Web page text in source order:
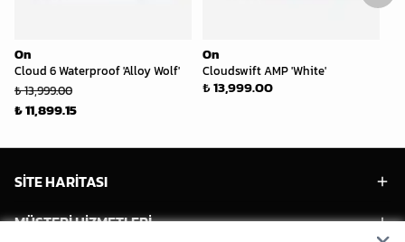
On
Cloud 6 Waterproof 'Alloy Wolf'
₺ 13,999.00
₺ 11,899.15
On
Cloudswift AMP 'White'
₺ 13,999.00
SİTE HARİTASI
MÜŞTERİ HİZMETLERİ